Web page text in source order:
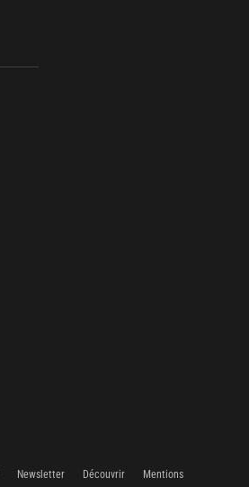
Newsletter Découvrir Mentions